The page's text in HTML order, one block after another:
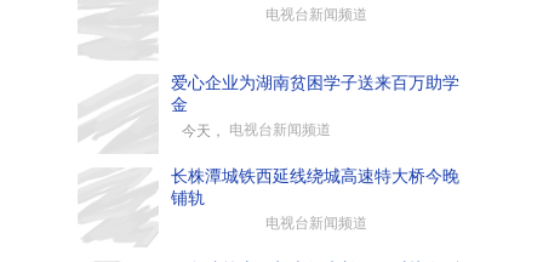
电视台新闻频道
爱心企业为湖南贫困学子送来百万助学
金
今天， 电视台新闻频道
长株潭城铁西延线绕城高速特大桥今晚
铺轨
电视台新闻频道